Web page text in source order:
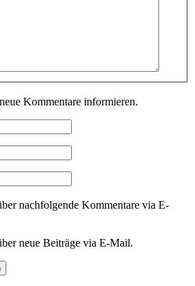
Kommentare informieren.
nachfolgende Kommentare via E-
neue Beiträge via E-Mail.